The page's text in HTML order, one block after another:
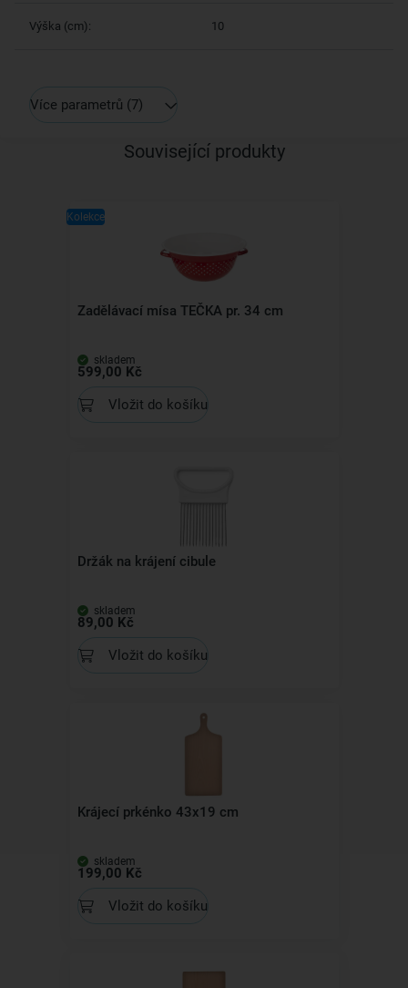
Výška (cm): 10
Více parametrů (7)
Související produkty
Kolekce
Zadělávací mísa TEČKA pr. 34 cm
skladem
599,00 Kč
Vložit do košíku
Držák na krájení cibule
skladem
89,00 Kč
Vložit do košíku
Krájecí prkénko 43x19 cm
skladem
199,00 Kč
Vložit do košíku